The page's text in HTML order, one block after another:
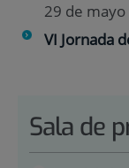
29 de
VI Jornada
Sala de